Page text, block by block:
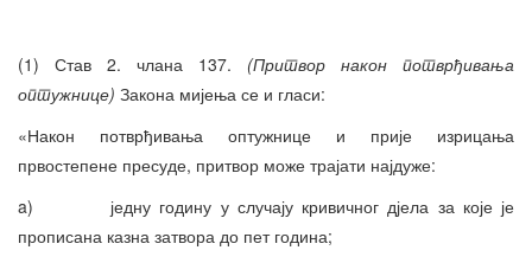
(1) Став 2. члана 137. (Притвор након потврђивања
оптужнице) Закона мијења се и гласи:
«Након потврђивања оптужнице и прије изрицања
првостепене пресуде, притвор може трајати најдуже:
a) једну годину у случају кривичног дјела за које је
прописана казна затвора до пет година;